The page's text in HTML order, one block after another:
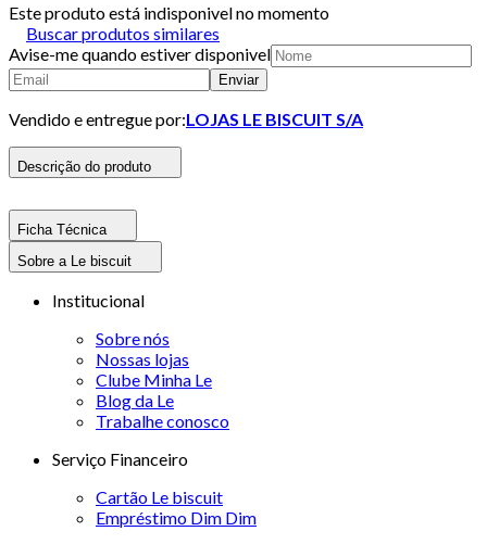
Este produto está indisponivel no momento
Buscar produtos similares
Avise-me quando estiver disponivel
Enviar
Vendido e entregue por:LOJAS LE BISCUIT S/A
Descrição do produto
Ficha Técnica
Sobre a Le biscuit
Institucional
Sobre nós
Nossas lojas
Clube Minha Le
Blog da Le
Trabalhe conosco
Serviço Financeiro
Cartão Le biscuit
Empréstimo Dim Dim